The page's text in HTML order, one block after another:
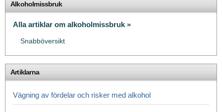
Alkoholmissbruk
Alla artiklar om alkoholmissbruk »
Snabböversikt
Artiklarna
Vägning av fördelar och risker med alkohol